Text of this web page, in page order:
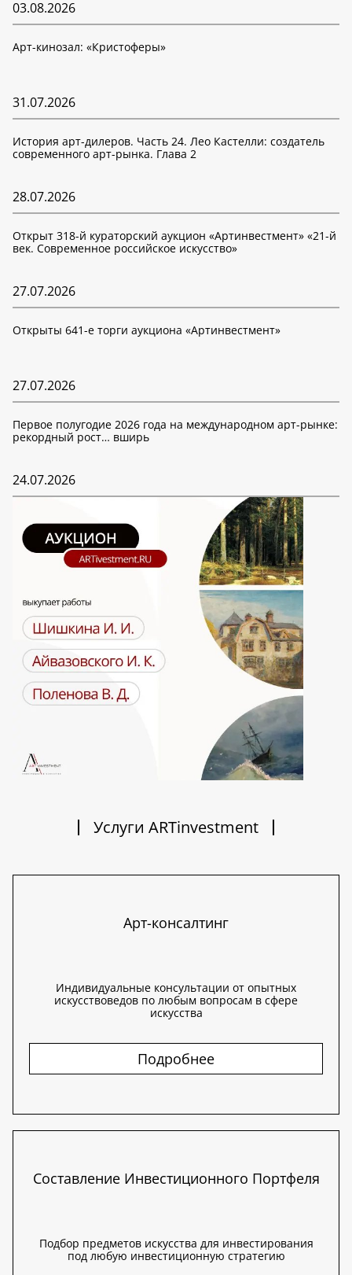
03.08.2026
Арт-кинозал: «Кристоферы»
31.07.2026
История арт-дилеров. Часть 24. Лео Кастелли: создатель
современного арт-рынка. Глава 2
28.07.2026
Открыт 318-й кураторский аукцион «Артинвестмент» «21-й
век. Современное российское искусство»
27.07.2026
Открыты 641-е торги аукциона «Артинвестмент»
27.07.2026
Первое полугодие 2026 года на международном арт-рынке:
рекордный рост… вширь
24.07.2026
Услуги ARTinvestment
Арт-консалтинг
Индивидуальные консультации от опытных
искусствоведов по любым вопросам в сфере
искусства
Подробнее
Составление Инвестиционного Портфеля
Подбор предметов искусства для инвестирования
под любую инвестиционную стратегию